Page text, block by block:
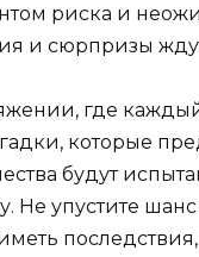
риска и
и сюрпризы ждут
где
которые
будут
Не упустите